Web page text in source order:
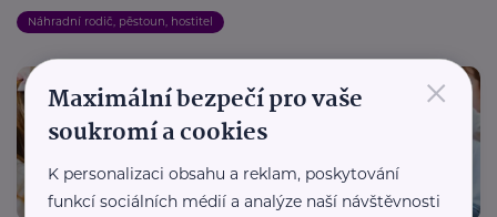
Náhradní rodič, pěstoun, hostitel
×
Maximální bezpečí pro vaše
soukromí a cookies
K personalizaci obsahu a reklam, poskytování
funkcí sociálních médií a analýze naší návštěvnosti